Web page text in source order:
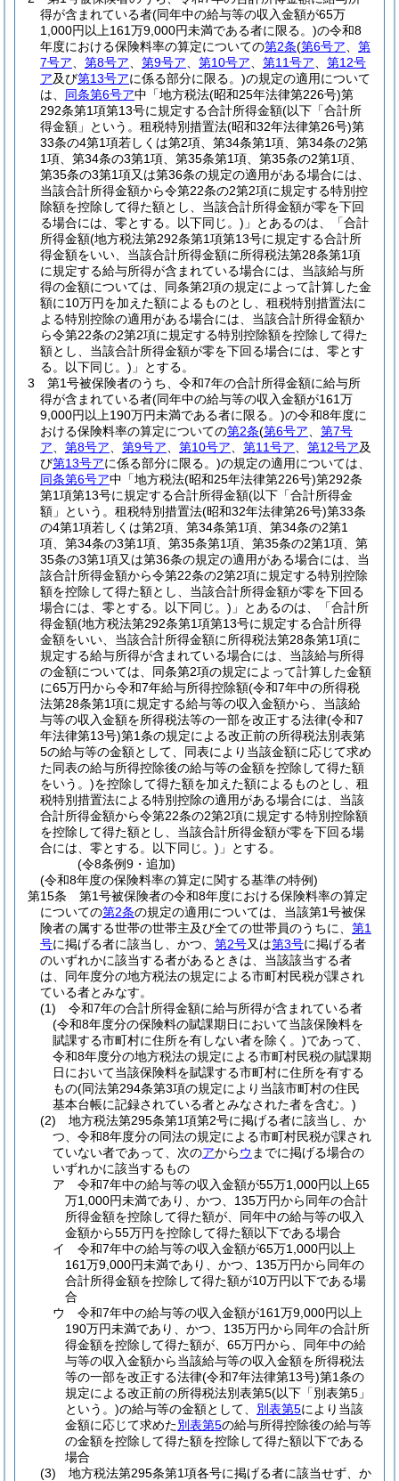
得が含まれている者(同年中の給与等の収入金額が65万
1,000円以上161万9,000円未満である者に限る。)の令和8
年度における保険料率の算定についての第2条(第6号ア
第
7号ア
第8号ア 第9号ア 第10号ア 第11号ア
第12号
ア及び第13号アに係る部分に限る。)の規定の適用について
は、 同条第6号ア中「地方税法(昭和25年法律第226号)第
292条第1項第13号に規定する合計所得金額(以下「合計所
得金額」という。租税特別措置法(昭和32年法律第26号)第
33条の4第1項若しくは第2項、第34条第1項、第34条の2第
1項、第34条の3第1項、第35条第1項、第35条の2第1項、
第35条の3第1項又は第36条の規定の適用がある場合には、
当該合計所得金額から令第22条の2第2項に規定する特別控
除額を控除して得た額とし、当該合計所得金額が零を下回
る場合には、零とする。以下同じ。) 」とあるのは、「合計
所得金額(地方税法第292条第1項第13号に規定する合計所
得金額をいい、当該合計所得金額に所得税法第28条第1項
に規定する給与所得が含まれている場合には、当該給与所
得の金額については、同条第2項の規定によって計算した金
額に10万円を加えた額によるものとし、租税特別措置法に
よる特別控除の適用がある場合には、当該合計所得金額か
ら令第22条の2第2項に規定する特別控除額を控除して得た
額とし、当該合計所得金額が零を下回る場合には、零とす
る。以下同じ。) 」とする。
3
第1号被保険者のうち、令和7年の合計所得金額に給与所
得が含まれている者(同年中の給与等の収入金額が161万
9,000円以上190万円未満である者に限る。)の令和8年度に
おける保険料率の算定についての第2条(第6号ア
第7号
ア
第8号ア 第9号ア 第10号ア 第11号ア 第12号ア及
び第13号アに係る部分に限る。)の規定の適用については、
同条第6号ア中「地方税法(昭和25年法律第226号)第292条
第1項第13号に規定する合計所得金額(以下「合計所得金
額」という。租税特別措置法(昭和32年法律第26号)第33条
の4第1項若しくは第2項、第34条第1項、第34条の2第1
項、第34条の3第1項、第35条第1項、第35条の2第1項、第
35条の3第1項又は第36条の規定の適用がある場合には、当
該合計所得金額から令第22条の2第2項に規定する特別控除
額を控除して得た額とし、当該合計所得金額が零を下回る
場合には、零とする。以下同じ。) 」とあるのは、「合計所
得金額(地方税法第292条第1項第13号に規定する合計所得
金額をいい、当該合計所得金額に所得税法第28条第1項に
規定する給与所得が含まれている場合には、当該給与所得
の金額については、同条第2項の規定によって計算した金額
に65万円から令和7年給与所得控除額(令和7年中の所得税
法第28条第1項に規定する給与等の収入金額から、当該給
与等の収入金額を所得税法等の一部を改正する法律(令和7
年法律第13号)第1条の規定による改正前の所得税法別表第
5の給与等の金額として、同表により当該金額に応じて求め
た同表の給与所得控除後の給与等の金額を控除して得た額
をいう。)を控除して得た額を加えた額によるものとし、租
税特別措置法による特別控除の適用がある場合には、当該
合計所得金額から令第22条の2第2項に規定する特別控除額
を控除して得た額とし、当該合計所得金額が零を下回る場
合には、零とする。以下同じ。) 」とする。
(令8条例9・追加)
(令和8年度の保険料率の算定に関する基準の特例)
第15条
第1号被保険者の令和8年度における保険料率の算定
についての第2条の規定の適用については、当該第1号被保
険者の属する世帯の世帯主及び全ての世帯員のうちに、 第1
号に掲げる者に該当し、かつ、 第2号又は第3号に掲げる者
のいずれかに該当する者があるときは、当該該当する者
は、同年度分の地方税法の規定による市町村民税が課され
ている者とみなす。
(1)
令和7年の合計所得金額に給与所得が含まれている者
(令和8年度分の保険料の賦課期日において当該保険料を
賦課する市町村に住所を有しない者を除く。)であって、
令和8年度分の地方税法の規定による市町村民税の賦課期
日において当該保険料を賦課する市町村に住所を有する
もの(同法第294条第3項の規定により当該市町村の住民
基本台帳に記録されている者とみなされた者を含む。)
(2)
地方税法第295条第1項第2号に掲げる者に該当し、か
つ、令和8年度分の同法の規定による市町村民税が課され
ていない者であって、次のアからウ までに掲げる場合の
いずれかに該当するもの
ア
令和7年中の給与等の収入金額が55万1,000円以上65
万1,000円未満であり、かつ、135万円から同年の合計
所得金額を控除して得た額が、同年中の給与等の収入
金額から55万円を控除して得た額以下である場合
イ
令和7年中の給与等の収入金額が65万1,000円以上
161万9,000円未満であり、かつ、135万円から同年の
合計所得金額を控除して得た額が10万円以下である場
合
ウ
令和7年中の給与等の収入金額が161万9,000円以上
190万円未満であり、かつ、135万円から同年の合計所
得金額を控除して得た額が、65万円から、同年中の給
与等の収入金額から当該給与等の収入金額を所得税法
等の一部を改正する法律(令和7年法律第13号)第1条の
規定による改正前の所得税法別表第5(以下「別表第5」
という。)の給与等の金額として、 別表第5により当該
金額に応じて求めた別表第5の給与所得控除後の給与等
の金額を控除して得た額を控除して得た額以下である
場合
(3)
地方税法第295条第1項各号に掲げる者に該当せず、か